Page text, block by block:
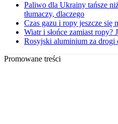
Paliwo dla Ukrainy tańsze
tłumaczy, dlaczego
Czas gazu i ropy jeszcze się
Wiatr i słońce zamiast ropy?
Rosyjski aluminium za drogi
Promowane treści